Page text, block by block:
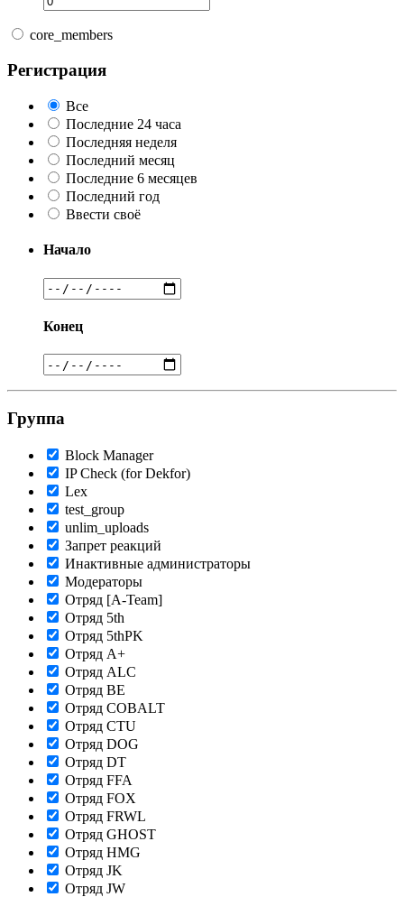
core_members
Регистрация
Все
Последние 24 часа
Последняя неделя
Последний месяц
Последние 6 месяцев
Последний год
Ввести своё
Начало
Конец
Группа
Block Manager
IP Check (for Dekfor)
Lex
test_group
unlim_uploads
Запрет реакций
Инактивные администраторы
Модераторы
Отряд [A-Team]
Отряд 5th
Отряд 5thPK
Отряд A+
Отряд ALC
Отряд BE
Отряд COBALT
Отряд CTU
Отряд DOG
Отряд DT
Отряд FFA
Отряд FOX
Отряд FRWL
Отряд GHOST
Отряд HMG
Отряд JK
Отряд JW